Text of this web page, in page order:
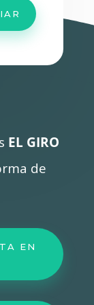
EL GIRO
de
EN